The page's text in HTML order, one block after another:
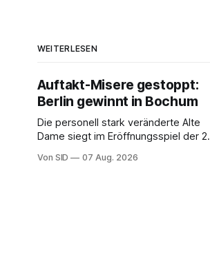
WEITERLESEN
Auftakt-Misere gestoppt:
Berlin gewinnt in Bochum
Die personell stark veränderte Alte
Dame siegt im Eröffnungsspiel der 2.
Von SID 07 Aug. 2026